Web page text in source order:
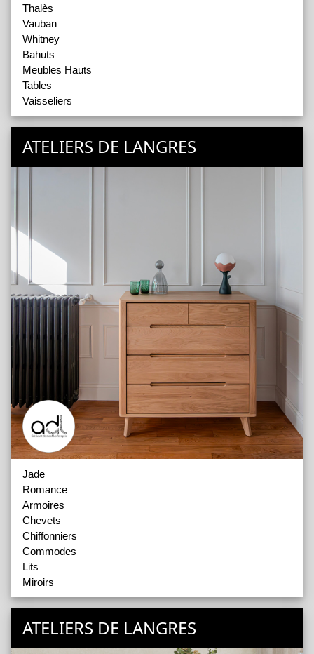
Thalès
Vauban
Whitney
Bahuts
Meubles Hauts
Tables
Vaisseliers
ATELIERS DE LANGRES
Jade
Romance
Armoires
Chevets
Chiffonniers
Commodes
Lits
Miroirs
ATELIERS DE LANGRES